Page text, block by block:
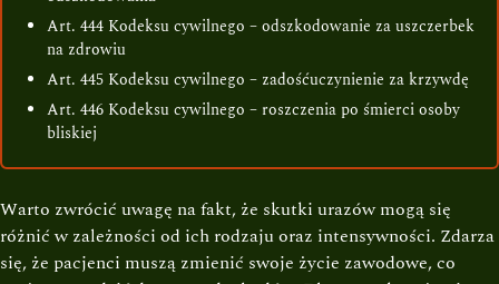
Art. 444 Kodeksu cywilnego – odszkodowanie za uszczerbek
na zdrowiu
Art. 445 Kodeksu cywilnego – zadośćuczynienie za krzywdę
Art. 446 Kodeksu cywilnego – roszczenia po śmierci osoby
bliskiej
Warto zwrócić uwagę na fakt, że skutki urazów mogą się
różnić w zależności od ich rodzaju oraz intensywności. Zdarza
się, że pacjenci muszą zmienić swoje życie zawodowe, co